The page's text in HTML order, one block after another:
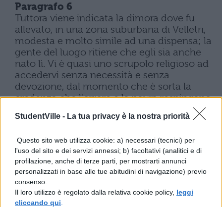
StudentVille - La tua privacy è la nostra priorità
Questo sito web utilizza cookie: a) necessari (tecnici) per
l'uso del sito e dei servizi annessi; b) facoltativi (analitici e di
profilazione, anche di terze parti, per mostrarti annunci
personalizzati in base alle tue abitudini di navigazione) previo
consenso.
Il loro utilizzo è regolato dalla relativa cookie policy, leggi
cliccando qui
Paragrafo 6
Tuttora viene indicata la dimora dove fu
allevato, in una zona suburbana di Velletri,
modesta e molto simile ad una dispensa; la
gente del luogo ritiene che egli sia anche
nato lì. Vi è quasi uno scrupolo religioso ad
accedervi senza necessità e senza
devozione, dal momento che è sorta la
credenza che l'orrore e la paura respingano
coloro che la visitano in modo irriverente,
credenza che fu confermata poco dopo.
di questa casa, dopo essersi sistemato lì per
dormire, sia per caso, sia per arroganza,
svegliato dopo poche ore in piena notte da
una forza improvvisa e sconosciuta, fu
trovato quasi esanime insieme con il suo
letto, davanti alla porta.